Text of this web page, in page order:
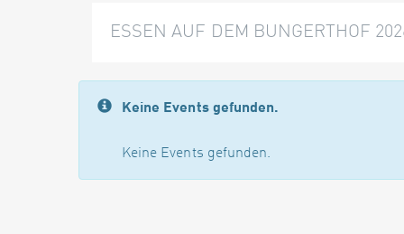
ESSEN AUF DEM BUNGERTHOF
Keine Events gefunden.
Keine Events gefunden.